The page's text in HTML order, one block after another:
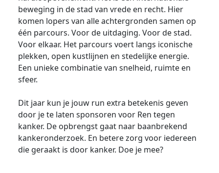
beweging in de stad van vrede en recht. Hier
komen lopers van alle achtergronden samen op
één parcours. Voor de uitdaging. Voor de stad.
Voor elkaar. Het parcours voert langs iconische
plekken, open kustlijnen en stedelijke energie.
Een unieke combinatie van snelheid, ruimte en
sfeer.
Dit jaar kun je jouw run extra betekenis geven
door je te laten sponsoren voor Ren tegen
kanker. De opbrengst gaat naar baanbrekend
kankeronderzoek. En betere zorg voor iedereen
die geraakt is door kanker. Doe je mee?